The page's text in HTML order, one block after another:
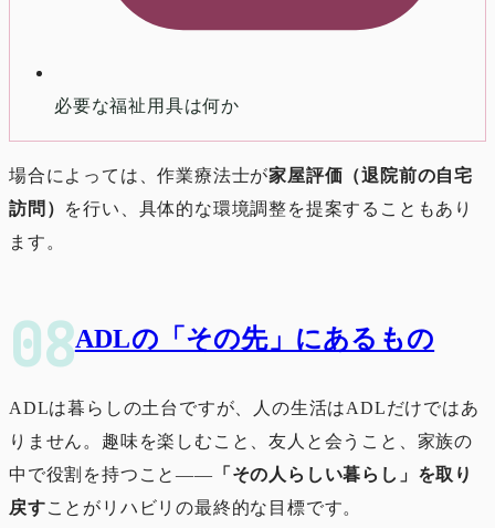
必要な福祉用具は何か
場合によっては、作業療法士が家屋評価（退院前の自宅
訪問） を行い、具体的な環境調整を提案することもあり
ます。
ADLの「その先」にあるもの
ADLは暮らしの土台ですが、人の生活はADLだけではあ
りません。趣味を楽しむこと、友人と会うこと、家族の
中で役割を持つこと―― 「その人らしい暮らし」を取り
戻すことがリハビリの最終的な目標です。